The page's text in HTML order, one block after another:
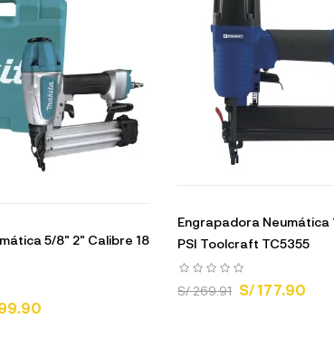
5/8" 2" Calibre 18
Engrapadora Neumática
PSI Toolcraft TC5355
S/ 269.91 S/ 177.90